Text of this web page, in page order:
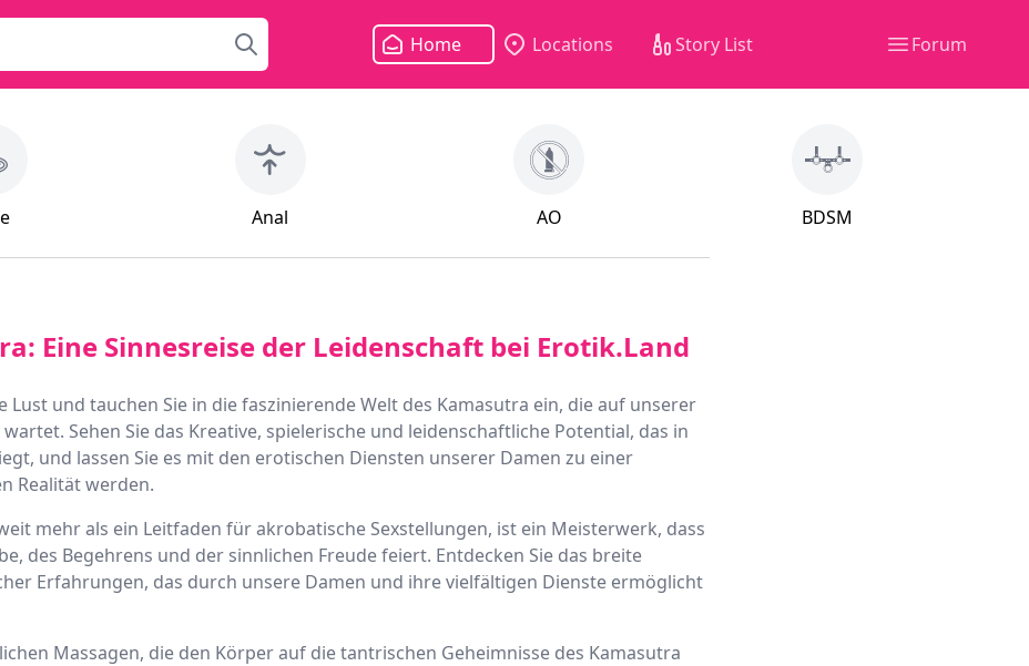
Home Locations Story List Forum
Anal AO BDSM
Eine Sinnesreise der Leidenschaft bei Erotik.Land
Lust und tauchen Sie in die faszinierende Welt des Kamasutra ein, die auf unserer
Sehen Sie das Kreative, spielerische und leidenschaftliche Potential, das in
und lassen Sie es mit den erotischen Diensten unserer Damen zu einer
Realität werden.
mehr als ein Leitfaden für akrobatische Sexstellungen, ist ein Meisterwerk, dass
des Begehrens und der sinnlichen Freude feiert. Entdecken Sie das breite
Erfahrungen, das durch unsere Damen und ihre vielfältigen Dienste ermöglicht
Massagen, die den Körper auf die tantrischen Geheimnisse des Kamasutra